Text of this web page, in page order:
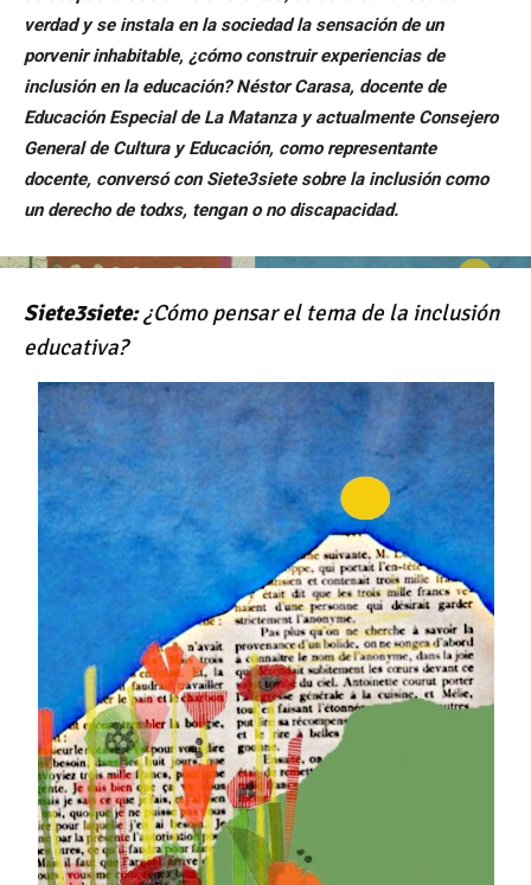
verdad y se instala en la sociedad la sensación de un
porvenir inhabitable, ¿cómo construir experiencias de
inclusión en la educación? NéstorCarasa, docente de
Educación Especial de La Matanza y actualmente Consejero
General de Cultura y Educación, como representante
docente, conversócon Siete3siete sobre la inclusión como
un derecho de todxs, tengan o no discapacidad.
Siete3siete:¿Cómo pensar el tema de la inclusión
educativa?